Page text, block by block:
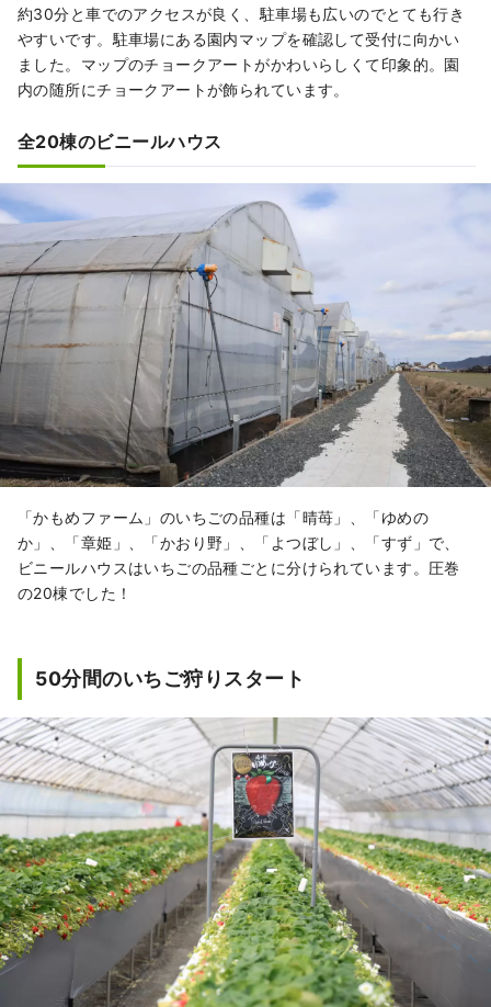
約30分と車でのアクセスが良く、駐車場も広いのでとても行き
やすいです。駐車場にある園内マップを確認して受付に向かい
ました。マップのチョークアートがかわいらしくて印象的。園
内の随所にチョークアートが飾られています。
全20棟のビニールハウス
「かもめファーム」のいちごの品種は「晴苺」、「ゆめの
か」、「章姫」、「かおり野」、「よつぼし」、「すず」で、
ビニールハウスはいちごの品種ごとに分けられています。圧巻
の20棟でした！
50分間のいちご狩りスタート